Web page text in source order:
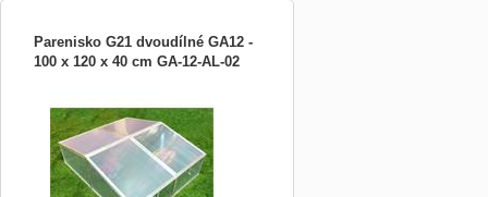
Parenisko G21 dvoudílné GA12 -
100 x 120 x 40 cm GA-12-AL-02
GA12. Vysoce kvalitní konstrukce z
eloxovaných hliníkových profilů. S
dvoustěnným komůrkovým
polykarbonátem o tloušťce 4 mm s UV
filtrem. Polykarbonátové prosklení je
ideální pro zajištění dostatku světla a
zároveň